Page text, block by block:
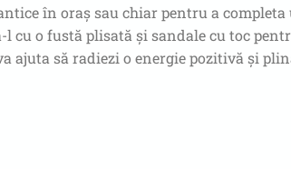
în oraș sau chiar pentru a
cu o fustă plisată și sandale cu toc
ajuta să radiezi o energie pozitivă și